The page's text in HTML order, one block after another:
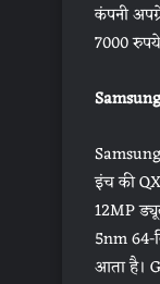
कंपनी
7000
इंच की
12MP
5nm 64-
आता है।